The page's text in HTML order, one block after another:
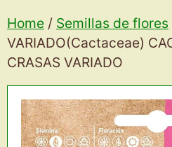
Home / Semillas de flores
VARIADO(Cactaceae)
CRASAS VARIADO